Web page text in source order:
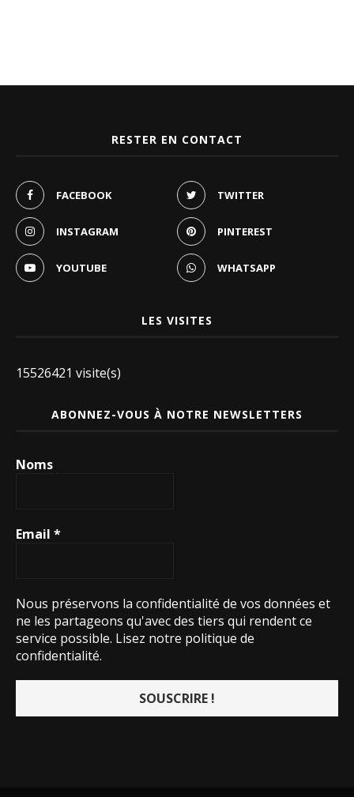
RESTER EN CONTACT
FACEBOOK TWITTER
INSTAGRAM PINTEREST
YOUTUBE WHATSAPP
LES VISITES
15526421 visite(s)
ABONNEZ-VOUS À NOTRE NEWSLETTERS
Noms
Email *
Nous préservons la confidentialité de vos données et
ne les partageons qu'avec des tiers qui rendent ce
service possible. Lisez notre politique de
confidentialité.